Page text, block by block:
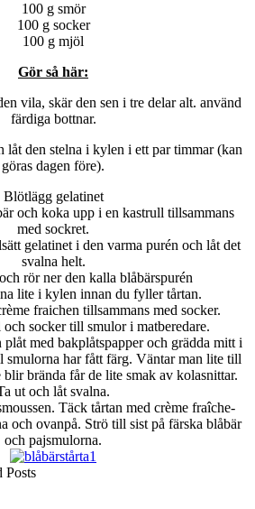
100 g smör
100 g socker
100 g mjöl
Gör så här:
vila, skär den sen i tre delar alt. använd
färdiga bottnar.
låt den stelna i kylen i ett par timmar (kan
göras dagen före).
Blötlägg gelatinet
och koka upp i en kastrull tillsammans
med sockret.
gelatinet i den varma purén och låt det
svalna helt.
rör ner den kalla blåbärspurén
lite i kylen innan du fyller tårtan.
fraichen tillsammans med socker.
socker till smulor i matberedare.
plåt med bakplåtspapper och grädda mitt i
smulorna har fått färg. Väntar man lite till
blir brända får de lite smak av kolasnittar.
ut och låt svalna.
Täck tårtan med crème fraîche-
och ovanpå. Strö till sist på färska blåbär
och pajsmulorna.
Posts